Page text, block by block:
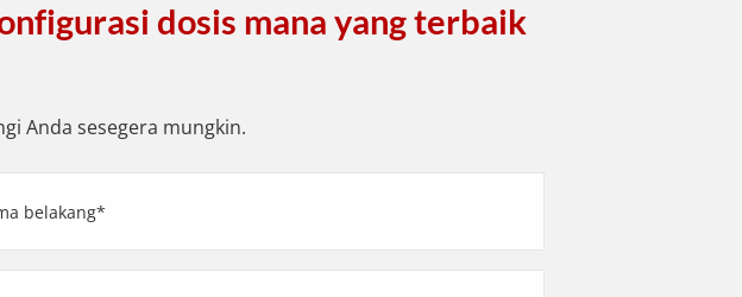
dosis mana yang terbaik
Anda sesegera mungkin.